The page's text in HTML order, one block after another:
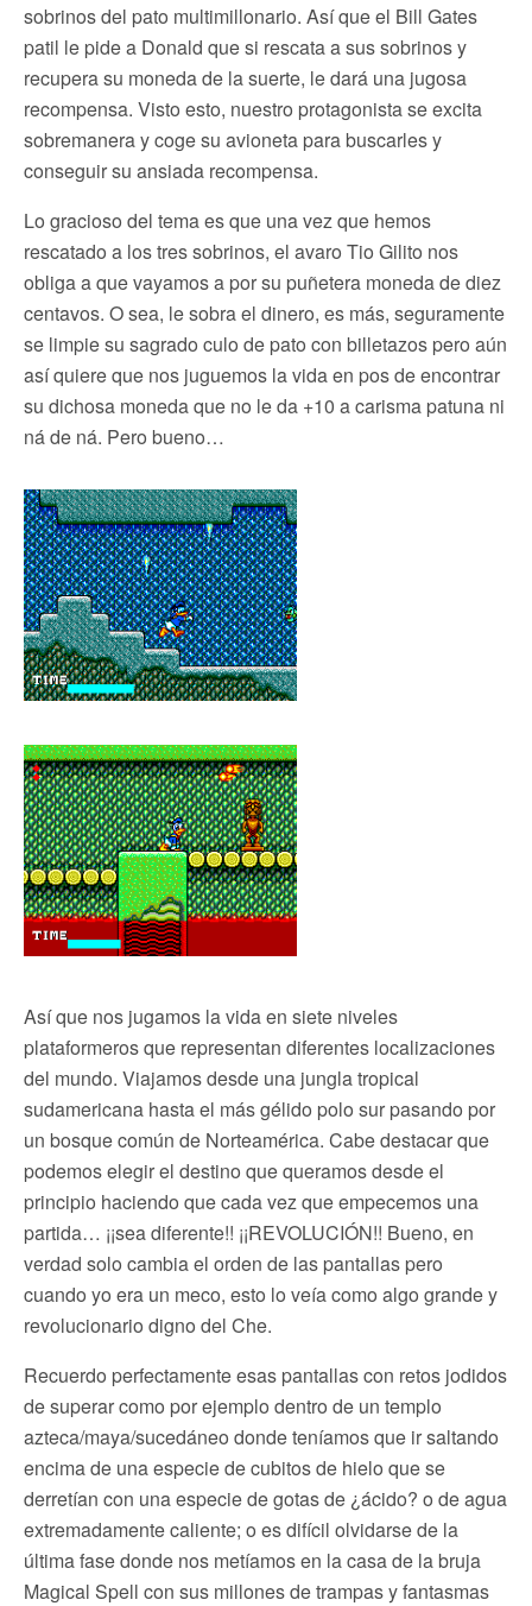
sobrinos del pato multimillonario. Así que el Bill Gates
patil le pide a Donald que si rescata a sus sobrinos y
recupera su moneda de la suerte, le dará una jugosa
recompensa. Visto esto, nuestro protagonista se excita
sobremanera y coge su avioneta para buscarles y
conseguir su ansiada recompensa.
Lo gracioso del tema es que una vez que hemos
rescatado a los tres sobrinos, el avaro Tio Gilito nos
obliga a que vayamos a por su puñetera moneda de diez
centavos. O sea, le sobra el dinero, es más, seguramente
se limpie su sagrado culo de pato con billetazos pero aún
así quiere que nos juguemos la vida en pos de encontrar
su dichosa moneda que no le da +10 a carisma patuna ni
ná de ná. Pero bueno…
Así que nos jugamos la vida en siete niveles
plataformeros que representan diferentes localizaciones
del mundo. Viajamos desde una jungla tropical
sudamericana hasta el más gélido polo sur pasando por
un bosque común de Norteamérica. Cabe destacar que
podemos elegir el destino que queramos desde el
principio haciendo que cada vez que empecemos una
partida… ¡¡sea diferente!! ¡¡REVOLUCIÓN!! Bueno, en
verdad solo cambia el orden de las pantallas pero
cuando yo era un meco, esto lo veía como algo grande y
revolucionario digno del Che.
Recuerdo perfectamente esas pantallas con retos jodidos
de superar como por ejemplo dentro de un templo
azteca/maya/sucedáneo donde teníamos que ir saltando
encima de una especie de cubitos de hielo que se
derretían con una especie de gotas de ¿ácido? o de agua
extremadamente caliente; o es difícil olvidarse de la
última fase donde nos metíamos en la casa de la bruja
Magical Spell con sus millones de trampas y fantasmas